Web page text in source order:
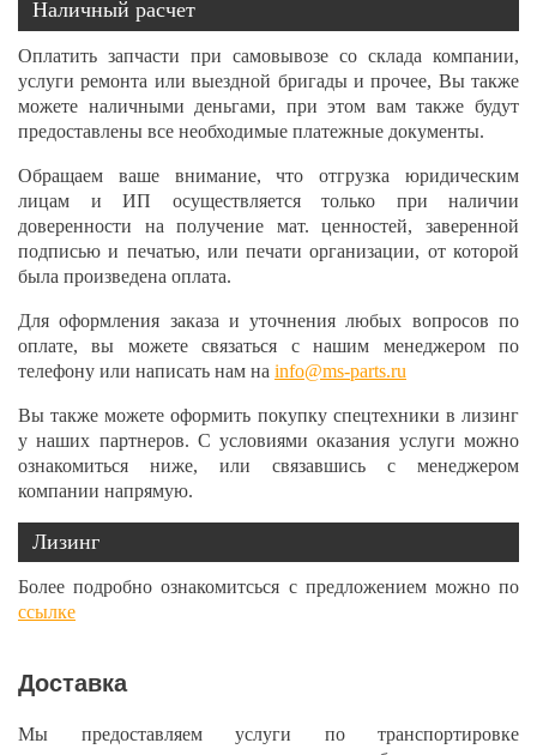
Наличный расчет
Оплатить запчасти при самовывозе со склада компании,
услуги ремонта или выездной бригады и прочее, Вы также
можете наличными деньгами, при этом вам также будут
предоставлены все необходимые платежные документы.
Обращаем ваше внимание, что отгрузка юридическим
лицам и ИП осуществляется только при наличии
доверенности на получение мат. ценностей, заверенной
подписью и печатью, или печати организации, от которой
была произведена оплата.
Для оформления заказа и уточнения любых вопросов по
оплате, вы можете связаться с нашим менеджером по
телефону или написать нам на info@ms-parts.ru
Вы также можете оформить покупку спецтехники в лизинг
у наших партнеров. С условиями оказания услуги можно
ознакомиться ниже, или связавшись с менеджером
компании напрямую.
Лизинг
Более подробно ознакомитсься с предложением можно по
ссылке
Доставка
Мы предоставляем услуги по транспортировке